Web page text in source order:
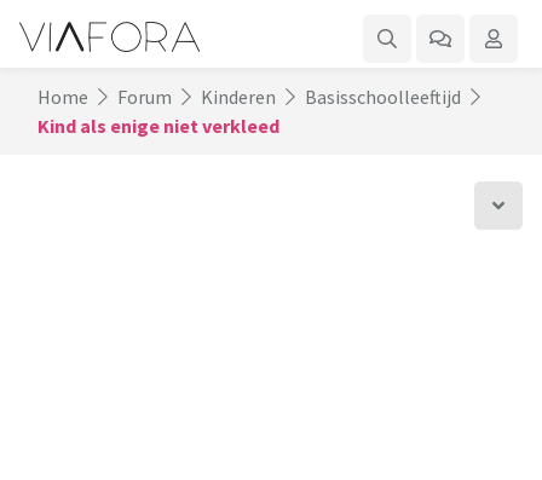
Home Forum Kinderen
Basisschoolleeftijd
Kind als enige niet verkleed